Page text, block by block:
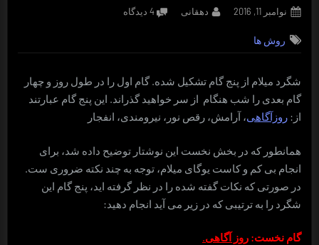
Posted
نوامبر 11, 2016 By
دهقانی 4 دیدگاه
یا
نور
روشن
بخش
روش ها
شگرد میلام از پنج گام تشکیل شده. گام اول را در طول روز و چهار
گام بعدی را شب هنگام از سر خواهید گذراند. این پنج گام عبارتند
از: روزآگاهی، آرامش، رقص نور، نیرومندی، انفجار
همانطور که در بخش نخست این نوشتار توضیح داده شد، برای
انجام بی کم و کاست یوگای میلام، توجه به چند نکته ضروری ست.
در صورتی که نکات گفته شده را در نظر گرفته اید، پنج گام این
شگرد را به ترتیبی که در زیر می آید انجام دهید:
گام نخست: روز آگاهی.